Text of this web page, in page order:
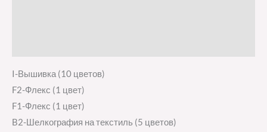
I-Вышивка (10 цветов)
F2-Флекс (1 цвет)
F1-Флекс (1 цвет)
B2-Шелкография на текстиль (5 цветов)